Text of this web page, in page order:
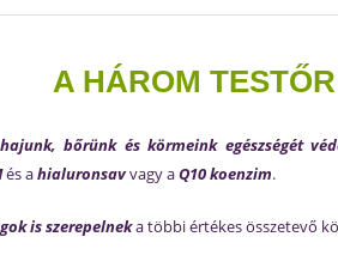
A HÁROM TESTŐR
hajunk, bőrünk és körmeink egészségét
és ahialuronsavvagy aQ10 koenzim.
is szerepelneka többi értékes összetevő